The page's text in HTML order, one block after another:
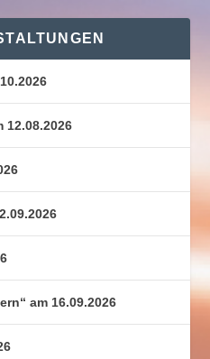
12.08.2026
am 16.09.2026